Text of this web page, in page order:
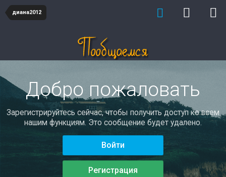
диана2012
Добро пожаловать
Зарегистрируйтесь сейчас, чтобы получить доступ ко всем
нашим функциям. Это сообщение будет удалено.
Войти
Регистрация